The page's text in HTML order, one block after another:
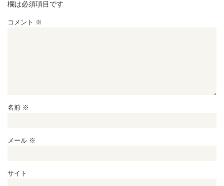
欄は必須項目です
コメント ※
名前 ※
メール ※
サイト